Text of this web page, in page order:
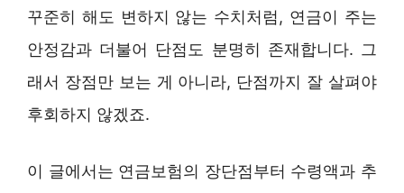
꾸준히 해도 변하지 않는 수치처럼, 연금이 주는
안정감과 더불어 단점도 분명히 존재합니다. 그
래서 장점만 보는 게 아니라, 단점까지 잘 살펴야
후회하지 않겠죠.
이 글에서는 연금보험의 장단점부터 수령액과 추